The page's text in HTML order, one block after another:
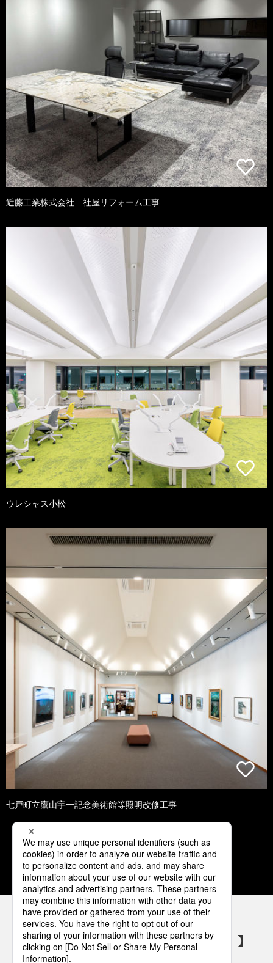
近藤工業株式会社 社屋リフォーム工事
ウレシャス小松
七戸町立鷹山宇一記念美術館等照明改修工事
1 2 3 4 5
パナソニックの電気設備 SNSアカウント